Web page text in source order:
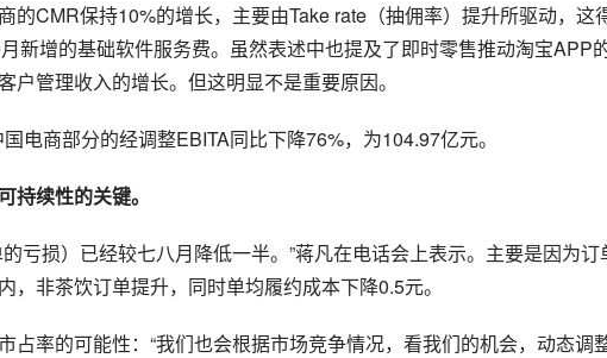
的CMR保持10%的增长，主要由Take rate（抽佣率）提升所驱动，这
新增的基础软件服务费。虽然表述中也提及了即时零售推动淘宝APP
管理收入的增长。但这明显不是重要原因。
电商部分的经调整EBITA同比下降76%，为104.97亿元。
持续性的关键。
亏损）已经较七八月降低一半。”蒋凡在电话会上表示。主要是因为订
非茶饮订单提升，同时单均履约成本下降0.5元。
占率的可能性：“我们也会根据市场竞争情况，看我们的机会，动态调